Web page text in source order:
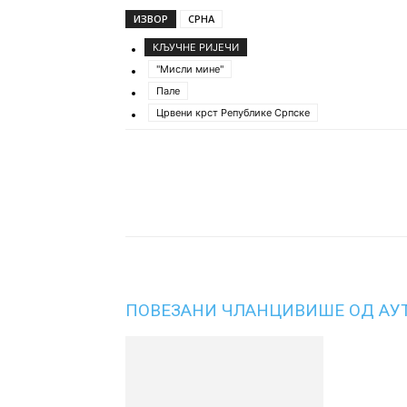
ИЗВОР СРНА
КЉУЧНЕ РИЈЕЧИ
"Мисли мине"
Пале
Црвени крст Републике Српске
ПОВЕЗАНИ ЧЛАНЦИВИШЕ ОД